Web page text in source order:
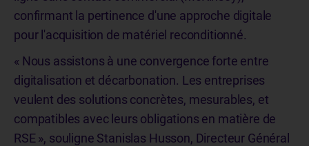
confirmant la pertinence d'une approche digitale
pour l'acquisition de matériel reconditionné.
« Nous assistons à une convergence forte entre
digitalisation et décarbonation. Les entreprises
veulent des solutions concrètes, mesurables, et
compatibles avec leurs obligations en matière de
RSE », souligne Stanislas Husson, Directeur Général